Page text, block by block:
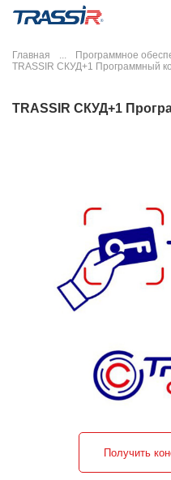
Главная
Программное
TRASSIR СКУД+1 Программный
TRASSIR СКУД+1
Получить